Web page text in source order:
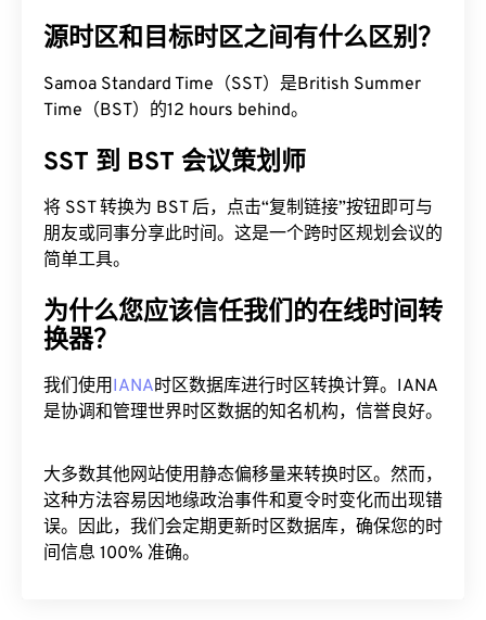
源时区和目标时区之间有什么区别？
Samoa Standard Time（SST）是British Summer
Time（BST）的12 hours behind。
SST 到 BST 会议策划师
将 SST 转换为 BST 后，点击“复制链接”按钮即可与
朋友或同事分享此时间。这是一个跨时区规划会议的
简单工具。
为什么您应该信任我们的在线时间转
换器？
我们使用IANA时区数据库进行时区转换计算。IANA
是协调和管理世界时区数据的知名机构，信誉良好。
大多数其他网站使用静态偏移量来转换时区。然而，
这种方法容易因地缘政治事件和夏令时变化而出现错
误。因此，我们会定期更新时区数据库，确保您的时
间信息 100% 准确。